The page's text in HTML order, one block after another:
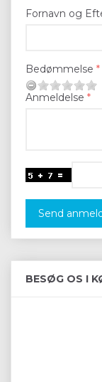
Fornavn og
Bedømmelse
Anmeldelse
Send
BESØG OS I